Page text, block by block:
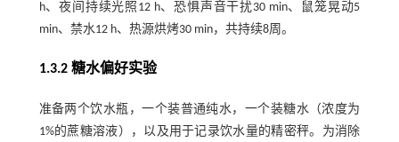
h、夜间持续光照12 h、恐惧声音干扰30 min、鼠笼晃动5
min、禁水12 h、热源烘烤30 min，共持续8周。
1.3.2 糖水偏好实验
准备两个饮水瓶，一个装普通纯水，一个装糖水（浓度为
1%的蔗糖溶液），以及用于记录饮水量的精密秤。为消除